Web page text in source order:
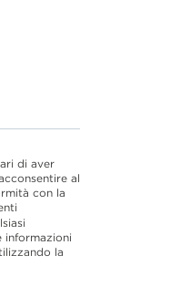
di aver
al
con la
informazioni
la